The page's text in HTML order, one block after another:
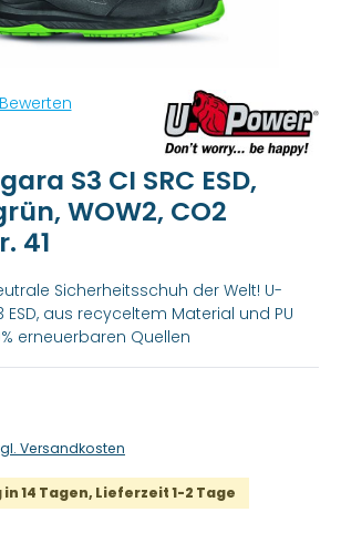
Bewertung von 0 von 5 Sternen
Bewerten
S3 CI SRC ESD,
WOW2, CO2
41
Sicherheitsschuh der Welt! U-
ESD, aus recyceltem Material und PU
erneuerbaren Quellen
Versandkosten
14 Tagen, Lieferzeit 1-2 Tage